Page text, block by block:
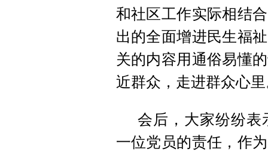
和社区工作实际相结
出的全面增进民生福
关的内容用通俗易懂
近群众，走进群众心
会后，大家纷纷表
一位党员的责任，作